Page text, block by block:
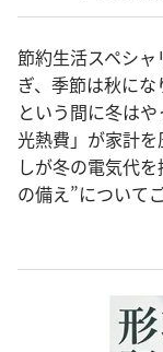
節約生活スペシ
ぎ、季節は秋に
という間に冬は
光熱費」が家計
しが冬の電気代
の備え”について